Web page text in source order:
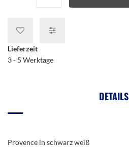
Lieferzeit
3 - 5 Werktage
DETAILS
Provence in schwarz weiß